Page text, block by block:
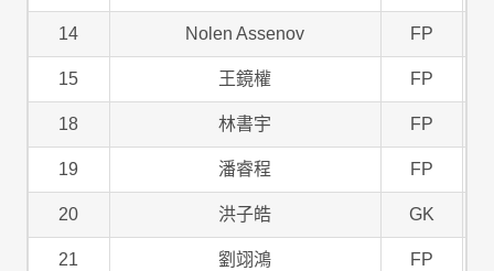
14 Nolen Assenov FP
15 王鏡權 FP
18 林書宇 FP
19 潘睿程 FP
20 洪子皓 GK
21 劉翊鴻 FP